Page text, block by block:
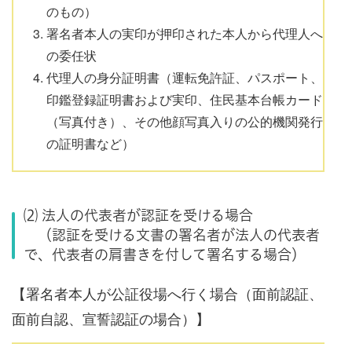
のもの）
署名者本人の実印が押印された本人から代理人へ
の委任状
代理人の身分証明書（運転免許証、パスポート、
印鑑登録証明書および実印、住民基本台帳カード
（写真付き）、その他顔写真入りの公的機関発行
の証明書など）
⑵ 法人の代表者が認証を受ける場合
（認証を受ける文書の署名者が法人の代表者
で、代表者の肩書きを付して署名する場合）
【署名者本人が公証役場へ行く場合（面前認証、
面前自認、宣誓認証の場合）】